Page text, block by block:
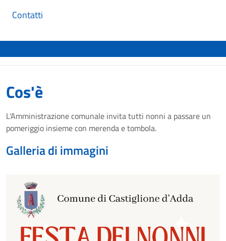
Contatti
Cos'è
L'Amministrazione comunale invita tutti nonni a passare un
pomeriggio insieme con merenda e tombola.
Galleria di immagini